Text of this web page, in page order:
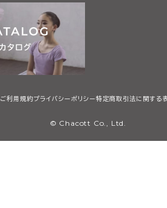
ご利用規約プライバシーポリシー 特定商取引法に関する
© Chacott Co., Ltd.